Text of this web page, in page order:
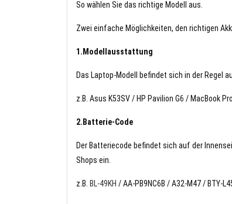
So wählen Sie das richtige Modell aus.
Zwei einfache Möglichkeiten, den richtigen
1.Modellausstattung
Das Laptop-Modell befindet sich in der Regel
z.B. Asus K53SV / HP Pavilion G6 / MacBook
2.Batterie-Code
Der Batteriecode befindet sich auf der
Shops ein.
z.B. BL-49KH / AA-PB9NC6B / A32-M47 / BTY-